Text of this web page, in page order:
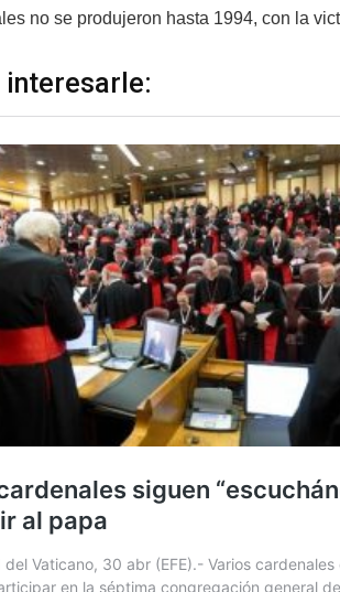
no se produjeron hasta 1994, con la
interesarle: